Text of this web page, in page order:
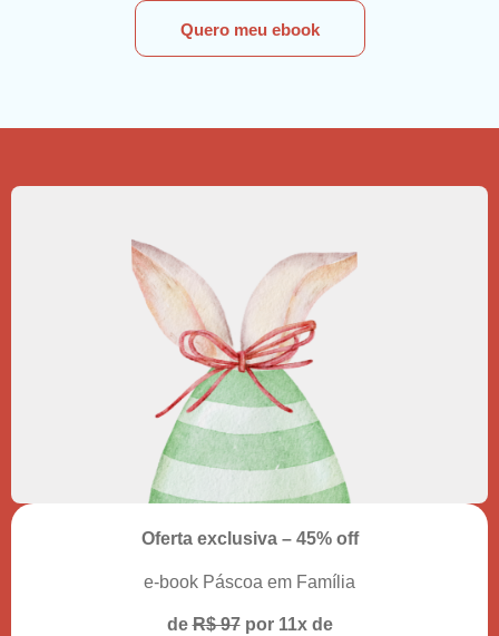
Quero meu ebook
Oferta exclusiva – 45% off
e-book Páscoa em Família
deR$ 97por 11x de